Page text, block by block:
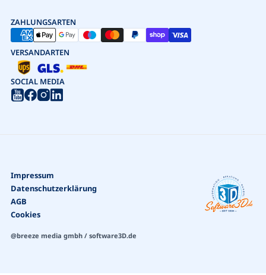
ZAHLUNGSARTEN
VERSANDARTEN
SOCIAL MEDIA
Impressum
Datenschutzerklärung
AGB
Cookies
@breeze media gmbh / software3D.de